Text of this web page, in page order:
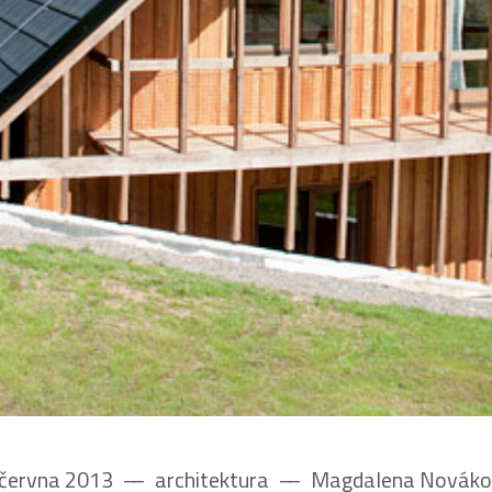
2013 –– architektura –– Magdalena